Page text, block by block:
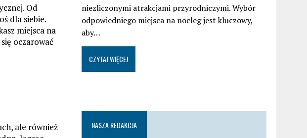
Od
dla siebie.
miejsca na
oczarować
ale również
niezliczonymi atrakcjami przyrodniczymi. Wybór
odpowiedniego miejsca na nocleg jest kluczowy,
aby…
CZYTAJ WIĘCEJ
NASZA REDAKCJA